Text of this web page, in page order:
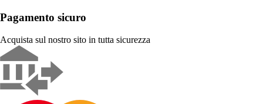
Pagamento sicuro
Acquista sul nostro sito in tutta sicurezza